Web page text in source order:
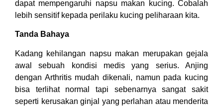
dapat mempengaruhi napsu makan kucing. Cobalah
lebih sensitif kepada perilaku kucing peliharaan kita.
Tanda Bahaya
Kadang kehilangan napsu makan merupakan gejala
awal sebuah kondisi medis yang serius. Anjing
dengan Arthritis mudah dikenali, namun pada kucing
bisa terlihat normal tapi sebenarnya sangat sakit
seperti kerusakan ginjal yang perlahan atau menderita